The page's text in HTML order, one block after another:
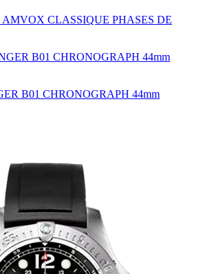
AMVOX CLASSIQUE PHASES DE
B01 CHRONOGRAPH 44mm